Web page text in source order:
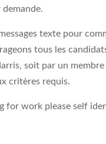
texte pour
tous les
soit par un membre
critères requis.
for work please self